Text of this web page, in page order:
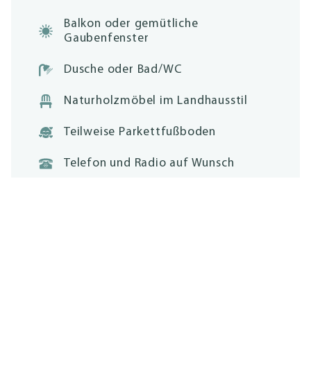
Balkon oder gemütliche
Gaubenfenster
Dusche oder Bad/WC
Naturholzmöbel im Landhausstil
Teilweise Parkettfußboden
Telefon und Radio auf Wunsch